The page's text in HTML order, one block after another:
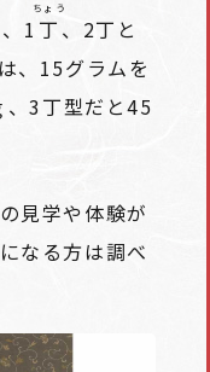
1 丁
ちょう
、2丁と
、15グラムを
3丁型だと45
見学や体験が
なる方は調べ